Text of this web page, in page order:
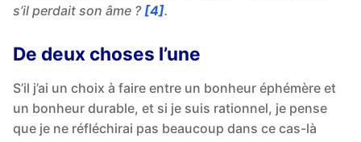
s’il perdait son âme ? [4].
De deux choses l’une
S’il j’ai un choix à faire entre un bonheur éphémère et
un bonheur durable, et si je suis rationnel, je pense
que je ne réfléchirai pas beaucoup dans ce cas-là